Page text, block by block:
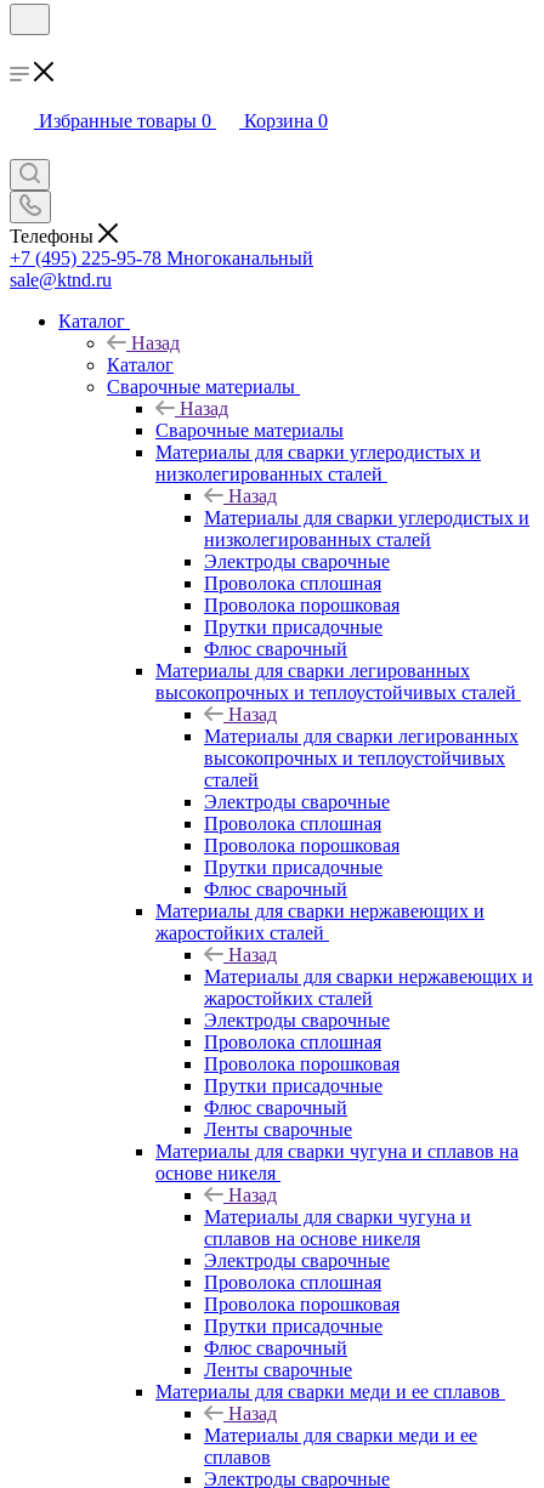
Избранные товары 0 Корзина 0
Телефоны
+7 (495) 225-95-78 Многоканальный
sale@ktnd.ru
Каталог
Назад
Каталог
Сварочные материалы
Назад
Сварочные материалы
Материалы для сварки углеродистых и
низколегированных сталей
Назад
Материалы для сварки углеродистых и
низколегированных сталей
Электроды сварочные
Проволока сплошная
Проволока порошковая
Прутки присадочные
Флюс сварочный
Материалы для сварки легированных
высокопрочных и теплоустойчивых сталей
Назад
Материалы для сварки легированных
высокопрочных и теплоустойчивых
сталей
Электроды сварочные
Проволока сплошная
Проволока порошковая
Прутки присадочные
Флюс сварочный
Материалы для сварки нержавеющих и
жаростойких сталей
Назад
Материалы для сварки нержавеющих и
жаростойких сталей
Электроды сварочные
Проволока сплошная
Проволока порошковая
Прутки присадочные
Флюс сварочный
Ленты сварочные
Материалы для сварки чугуна и сплавов на
основе никеля
Назад
Материалы для сварки чугуна и
сплавов на основе никеля
Электроды сварочные
Проволока сплошная
Проволока порошковая
Прутки присадочные
Флюс сварочный
Ленты сварочные
Материалы для сварки меди и ее сплавов
Назад
Материалы для сварки меди и ее
сплавов
Электроды сварочные